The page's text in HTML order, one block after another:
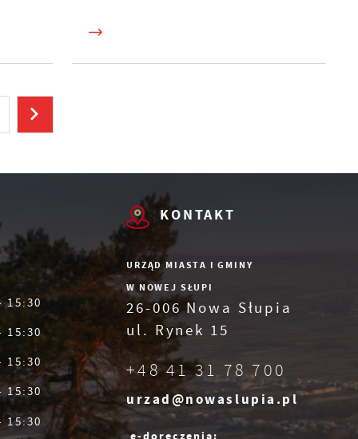
15:30
15:30
15:30
15:30
15:30
KONTAKT
URZĄD MIASTA I GMINY
W NOWEJ SŁUPI
26-006 Nowa Słupia
ul. Rynek 15
+48 41 31 78 700
urzad@nowaslupia.pl